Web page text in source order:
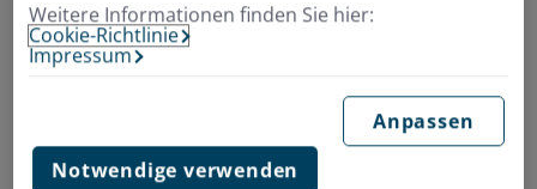
Finden Sie jetzt schnell und einfach
Zusatzschutz fürKurz- und Langzeitreisende
Weitere Informationen finden Sie hier:
Cookie-Richtlinie
Impressum
Anpassen
Notwendige verwenden